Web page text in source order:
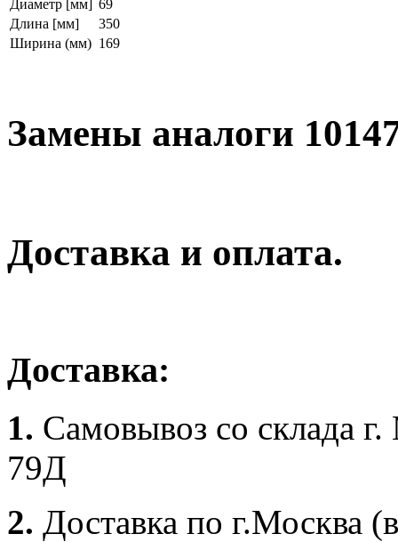
Диаметр [мм] 69
Длина [мм]
350
Ширина (мм) 169
Замены аналоги
Доставка и оплата.
Доставка:
1. Самовывоз со склада
79Д
2. Доставка по г.Москва